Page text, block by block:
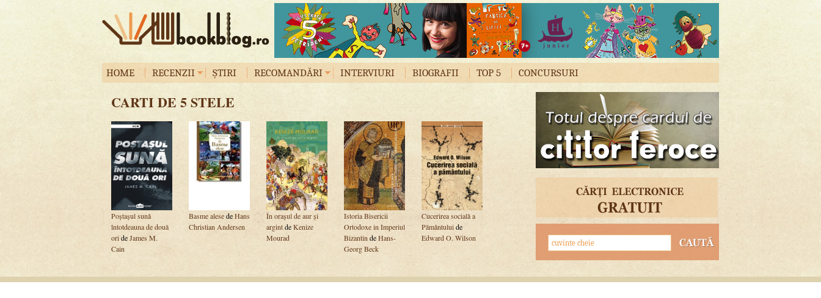
HOME RECENZII ȘTIRI RECOMANDĂRI INTERVIURI BIOGRAFII TOP 5 CONCURSURI
CARTI DE 5 STELE
Poștașul sună
întotdeauna de două
orideJames M.
Cain
Basme alesedeHans
Christian Andersen
În orașul de aur și
argintdeKenize
Mourad
Istoria Bisericii
Ortodoxe in Imperiul
Bizantin deHans-
Georg Beck
Cucerirea socială a
Pământuluide
Edward O. Wilson